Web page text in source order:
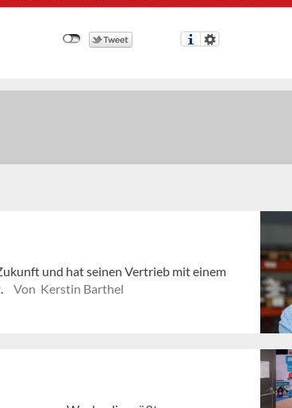
und hat seinen Vertrieb mit einem
Von Kerstin Barthel